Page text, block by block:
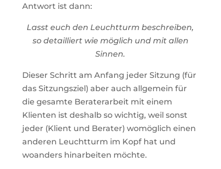
Antwort ist dann:
Lasst euch den Leuchtturm beschreiben,
so detailliert wie möglich und mit allen
Sinnen.
Dieser Schritt am Anfang jeder Sitzung (für
das Sitzungsziel) aber auch allgemein für
die gesamte Beraterarbeit mit einem
Klienten ist deshalb so wichtig, weil sonst
jeder (Klient und Berater) womöglich einen
anderen Leuchtturm im Kopf hat und
woanders hinarbeiten möchte.